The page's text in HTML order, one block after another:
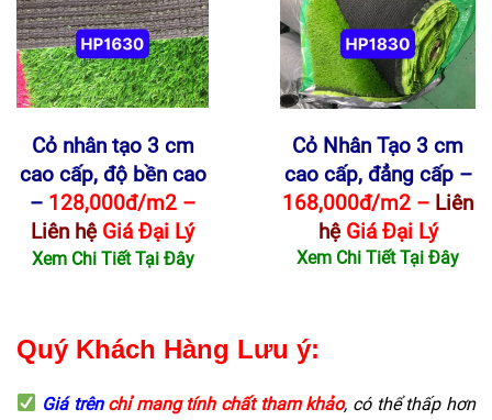
Cỏ nhân tạo 3 cm
cao cấp, độ bền cao
– 128,000đ/m2 –
Liên hệ Giá Đại Lý
Xem Chi Tiết Tại Đây
Cỏ Nhân Tạo 3 cm
cao cấp, đẳng cấp –
168,000đ/m2 – Liên
hệ Giá Đại Lý
Xem Chi Tiết Tại Đây
Quý Khách Hàng Lưu ý:
Giá trên chỉ mang tính chất tham khảo, có thể thấp hơn